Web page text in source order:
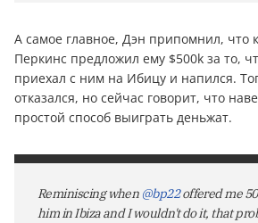
А самое главное, Дэн припомнил, что
Перкинс предложил ему $500k за то,
приехал с ним на Ибицу и напился.
отказался, но сейчас говорит, что
простой способ выиграть деньжат.
Reminiscing when @bp22offered me
him in Ibiza and I wouldn't do it, that